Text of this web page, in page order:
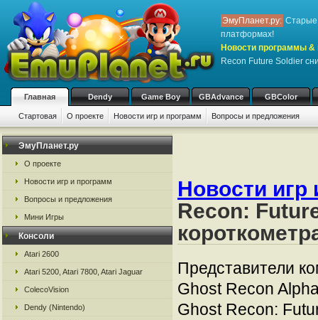
ЭмуПланет.ру: Старые
платформах!
Новости программы &
Recon Future Soldier
Главная Dendy Game Boy GBAdvance GBColor
Стартовая О проекте Новости игр и программ Вопросы и предложения
ЭмуПланет.ру
О проекте
Новости игр и программ
Вопросы и предложения
Мини Игры
Консоли
Atari 2600
Atari 5200, Atari 7800, Atari Jaguar
ColecoVision
Dendy (Nintendo)
Новости игр
Recon:
Представители
Ghost Recon
Ghost Recon: